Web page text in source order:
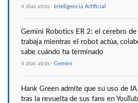
4 días atrás · Inteligencia Artificial
Gemini Robotics ER 2: el cerebro
trabaja mientras el robot actúa,
sabe cuándo ha terminado
4 días atrás · Gemini
Hank Green admite que su uso de
tras la revuelta de sus fans en